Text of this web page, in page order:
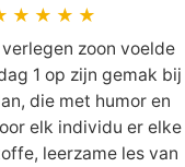
zoon voelde
1 op zijn gemak bij
die met humor en
elk individu er elke
leerzame les van